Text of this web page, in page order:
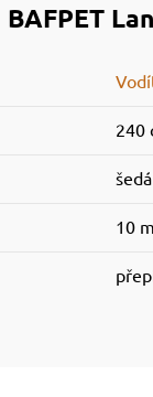
BAFPET
240
šedá
10